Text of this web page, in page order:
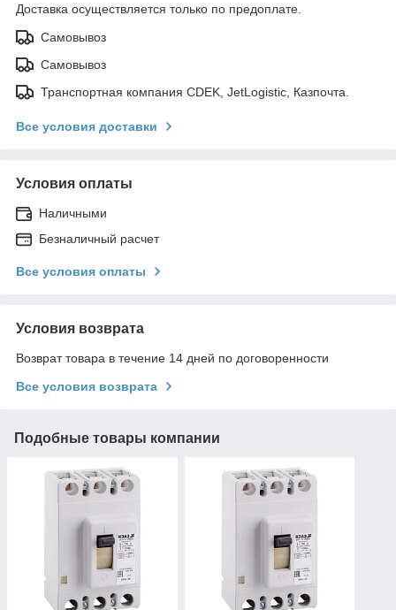
Доставка осуществляется только по предоплате.
Самовывоз
Самовывоз
Транспортная компания CDEK, JetLogistic, Казпочта.
Все условия доставки
Условия оплаты
Наличными
Безналичный расчет
Все условия оплаты
Условия возврата
Возврат товара в течение 14 дней по договоренности
Все условия возврата
Подобные товары компании